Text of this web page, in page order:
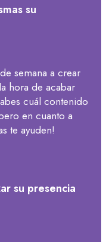
su
semana a crear
hora de acabar
cuál contenido
en cuanto a
te ayuden!
su presencia